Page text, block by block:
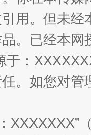
用。但未
。已经本
于：
。如您对